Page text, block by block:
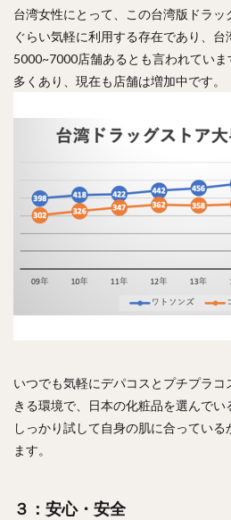
台湾女性にとって、この台湾版ドラッ
ぐらい気軽に利用する存在であり、台
5000~7000店舗あるとも言われてい
多くあり、現在も店舗は増加中です。
いつでも気軽にデパコスとプチプラ
きる環境で、日本の化粧品を選んで
しっかり試して自身の肌に合ってい
ます。
３：安心・安全